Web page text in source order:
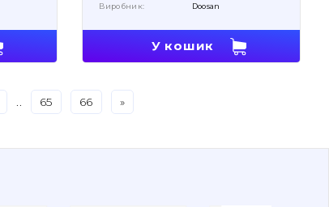
Виробник: Doosan
У кошик
65 66 »